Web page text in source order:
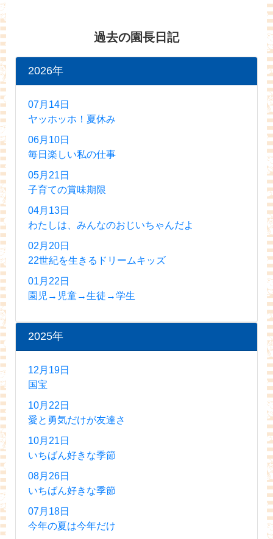
過去の園長日記
2026年
07月14日
ヤッホッホ！夏休み
06月10日
毎日楽しい私の仕事
05月21日
子育ての賞味期限
04月13日
わたしは、みんなのおじいちゃんだよ
02月20日
22世紀を生きるドリームキッズ
01月22日
園児→児童→生徒→学生
2025年
12月19日
国宝
10月22日
愛と勇気だけが友達さ
10月21日
いちばん好きな季節
08月26日
いちばん好きな季節
07月18日
今年の夏は今年だけ